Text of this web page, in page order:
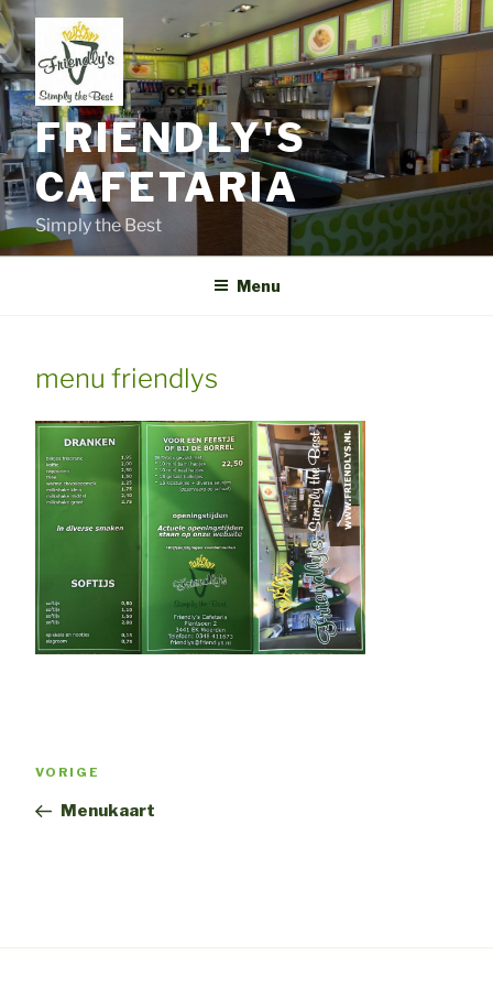
Ga
naar
de
inhoud
FRIENDLY'S
CAFETARIA
Simply the Best
Menu
menu friendlys
Vorig
VORIGE
Menukaart